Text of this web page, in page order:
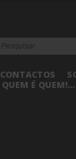
CONTACTOS
QUEM É QUEM!...